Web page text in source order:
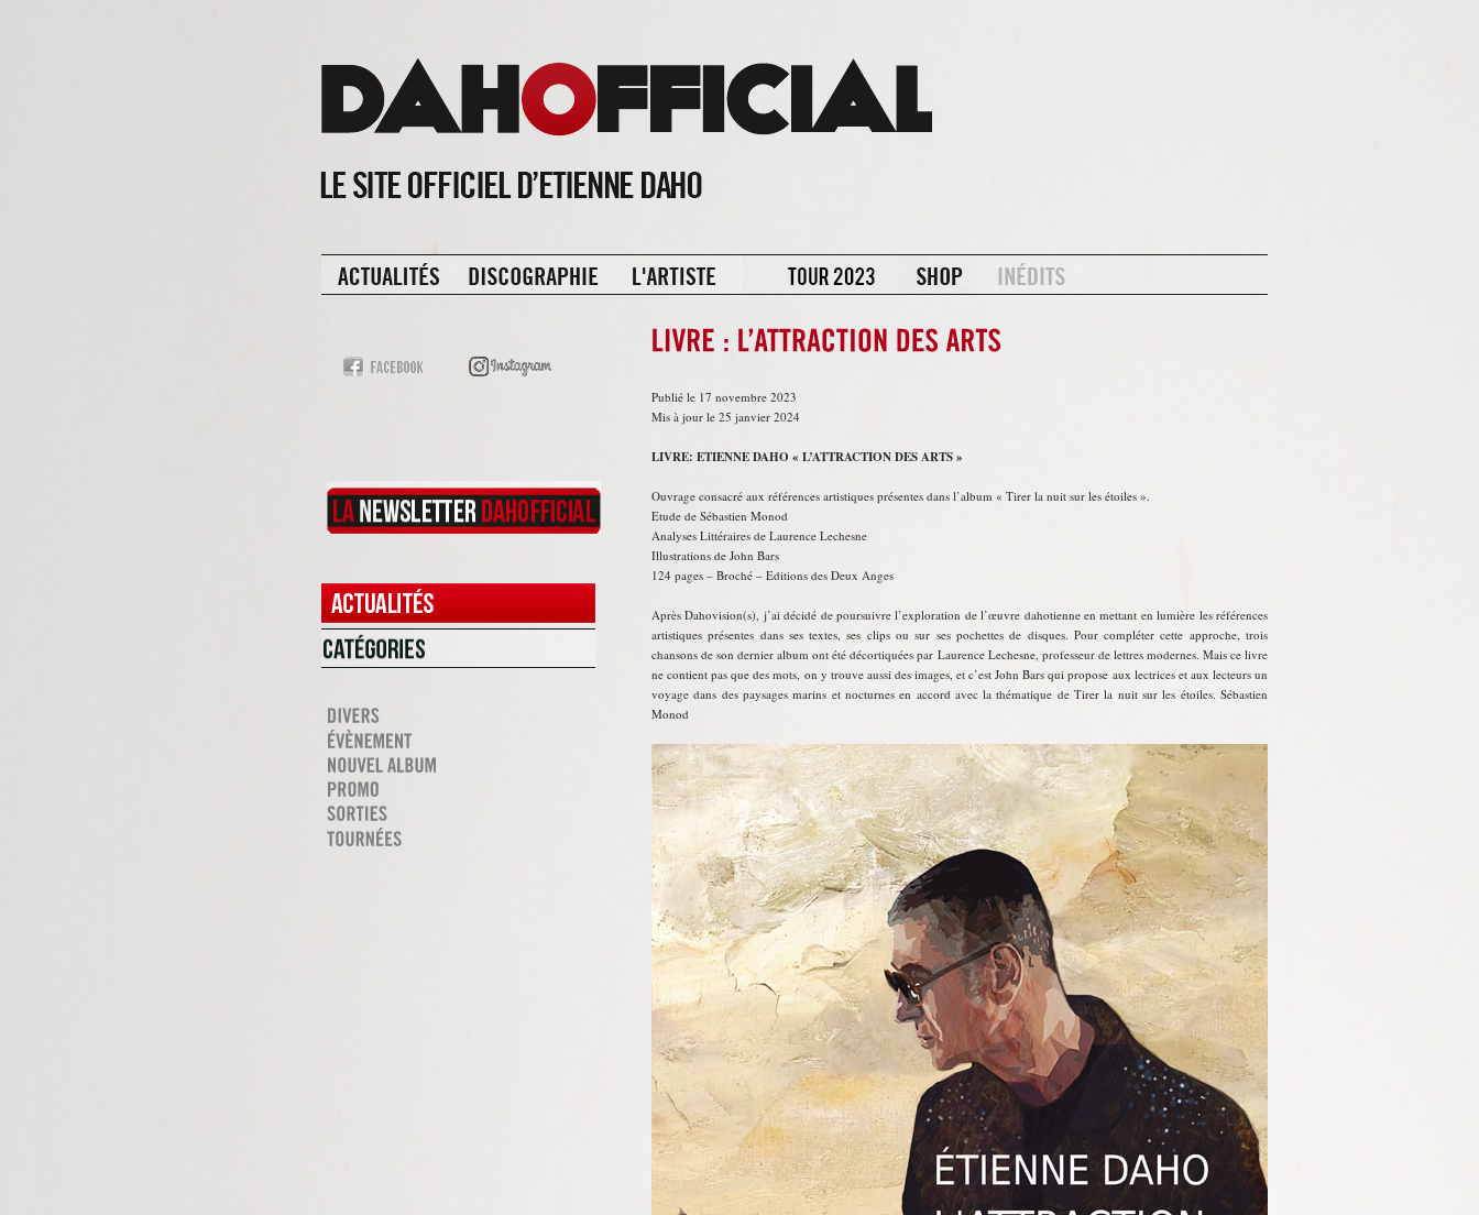
Publié le 17 novembre 2023
Mis à jour le 25 janvier 2024
LIVRE: ETIENNE DAHO « L’ATTRACTION DES ARTS »
Ouvrage consacré aux références artistiques présentes dans l’album « Tirer la nuit sur les étoiles ».
Etude de Sébastien Monod
Analyses Littéraires de Laurence Lechesne
Illustrations de John Bars
124 pages – Broché – Editions des Deux Anges
Après Dahovision(s), j’ai décidé de poursuivre l’exploration de l’œuvre dahotienne en mettant en lumière les références
artistiques présentes dans ses textes, ses clips ou sur ses pochettes de disques. Pour compléter cette approche, trois
chansons de son dernier album ont été décortiquées par Laurence Lechesne, professeur de lettres modernes. Mais ce livre
ne contient pas que des mots, on y trouve aussi des images, et c’est John Bars qui propose aux lectrices et aux lecteurs un
voyage dans des paysages marins et nocturnes en accord avec la thématique de Tirer la nuit sur les étoiles. Sébastien
Monod